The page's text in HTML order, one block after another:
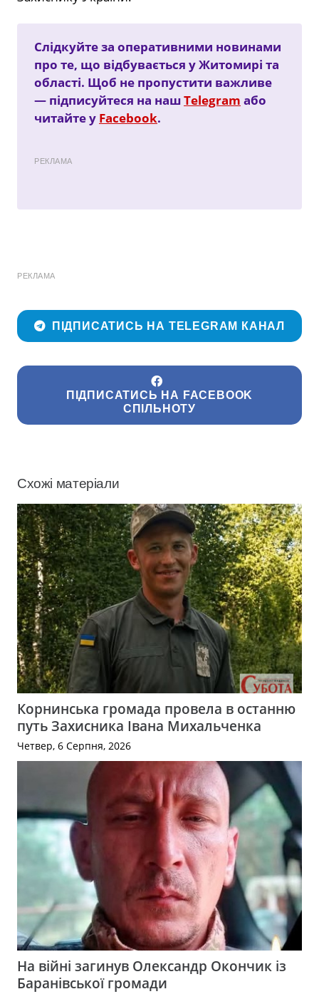
Слідкуйте за оперативними новинами
про те, що відбувається у Житомирі та
області. Щоб не пропустити важливе
— підписуйтеся на нашTelegram або
читайте у Facebook.
РЕКЛАМА
РЕКЛАМА
ПІДПИСАТИСЬ НА TELEGRAM КАНАЛ
ПІДПИСАТИСЬ НА FACEBOOK
СПІЛЬНОТУ
Схожі матеріали
Корнинська громада провела в останню
путь Захисника Івана Михальченка
Четвер, 6 Серпня, 2026
На війні загинув Олександр Окончик із
Баранівської громади